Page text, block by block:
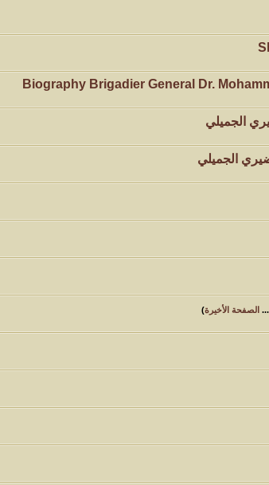
Biography Brigadier General Dr.
الجميلي
الجميلي
... الصفحة الأخيرة)